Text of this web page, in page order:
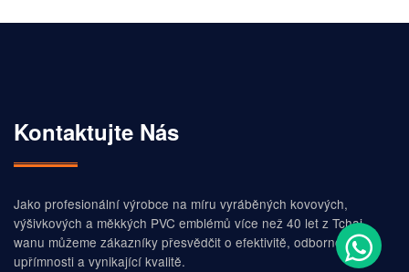
Kontaktujte Nás
Jako profesionální výrobce na míru vyráběných kovových,
výšivkových a měkkých PVC emblémů více než 40 let z Tchaj-
wanu můžeme zákazníky přesvědčit o efektivitě, odbornosti,
upřímnosti a vynikající kvalitě.